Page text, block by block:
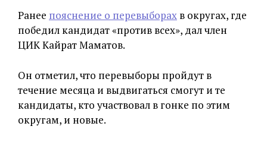
Ранее пояснение о перевыборах в округах, где
победил кандидат «против всех», дал член
ЦИК Кайрат Маматов.
Он отметил, что перевыборы пройдут в
течение месяца и выдвигаться смогут и те
кандидаты, кто участвовал в гонке по этим
округам, и новые.